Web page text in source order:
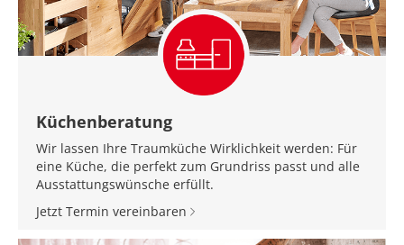
Küchenberatung
Wir lassen Ihre Traumküche Wirklichkeit werden: Für
eine Küche, die perfekt zum Grundriss passt und alle
Ausstattungswünsche erfüllt.
Jetzt Termin vereinbaren